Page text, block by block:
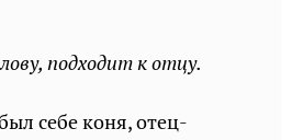
подходит к отцу.
себе коня, отец-